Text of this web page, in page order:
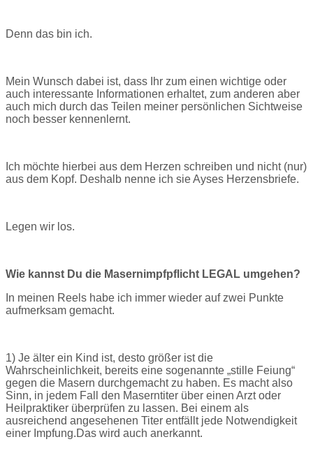
Denn das bin ich.
Mein Wunsch dabei ist, dass Ihr zum einen wichtige oder
auch interessante Informationen erhaltet, zum anderen aber
auch mich durch das Teilen meiner persönlichen Sichtweise
noch besser kennenlernt.
Ich möchte hierbei aus dem Herzen schreiben und nicht (nur)
aus dem Kopf. Deshalb nenne ich sie Ayses Herzensbriefe.
Legen wir los.
Wie kannst Du die Masernimpfpflicht LEGAL umgehen?
In meinen Reels habe ich immer wieder auf zwei Punkte
aufmerksam gemacht.
1) Je älter ein Kind ist, desto größer ist die
Wahrscheinlichkeit, bereits eine sogenannte „stille Feiung“
gegen die Masern durchgemacht zu haben. Es macht also
Sinn, in jedem Fall den Maserntiter über einen Arzt oder
Heilpraktiker überprüfen zu lassen. Bei einem als
ausreichend angesehenen Titer entfällt jede Notwendigkeit
einer Impfung.Das wird auch anerkannt.